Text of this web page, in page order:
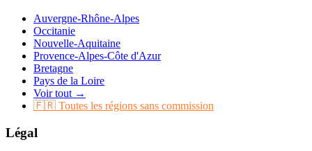
Auvergne-Rhône-Alpes
Occitanie
Nouvelle-Aquitaine
Provence-Alpes-Côte d'Azur
Bretagne
Pays de la Loire
Voir tout →
🇫🇷 Toutes les régions sans commission
Légal